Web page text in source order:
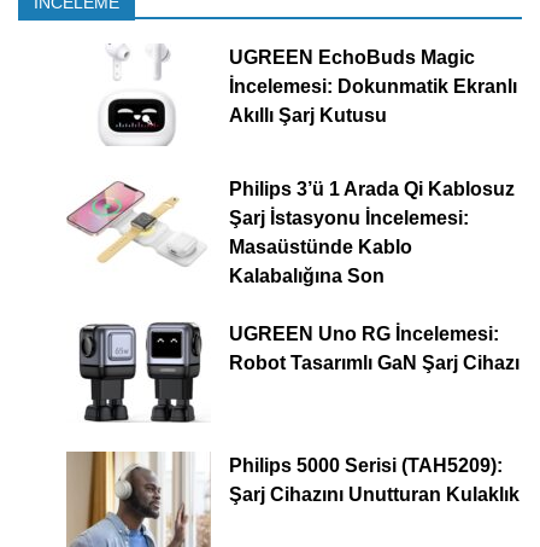
UGREEN EchoBuds Magic
İncelemesi: Dokunmatik Ekranlı
Akıllı Şarj Kutusu
Philips 3’ü 1 Arada Qi Kablosuz
Şarj İstasyonu İncelemesi:
Masaüstünde Kablo
Kalabalığına Son
UGREEN Uno RG İncelemesi:
Robot Tasarımlı GaN Şarj Cihazı
Philips 5000 Serisi (TAH5209):
Şarj Cihazını Unutturan Kulaklık